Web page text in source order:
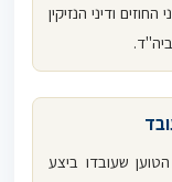
ודיני הנזיקין
שעובדו ביצע